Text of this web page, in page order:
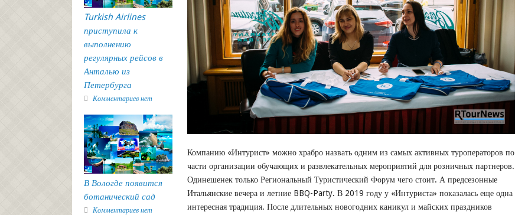
Компанию «Интурист» можно храбро назвать одним из самых активных туроператоров по
части организации обучающих и развлекательных мероприятий для розничных партнеров.
Одинешенек только Региональный Туристический Форум чего стоит. А предсезонные
Итальянские вечера и летние BBQ-Party. В 2019 году у «Интуриста» показалась еще одна
интересная традиция. После длительных новогодних каникул и майских праздников
Turkish Airlines
приступила к
выполнению
регулярных рейсов в
Анталью из
Петербурга
Комментариев нет
В Вологде появится
ботанический сад
Комментариев нет